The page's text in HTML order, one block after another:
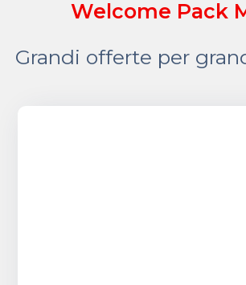
Welcome Pack
Grandi offerte per